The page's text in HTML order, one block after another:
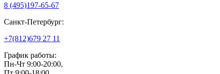
8 (495)197-65-67
Санкт-Петербург:
+7(812)679 27 11
График работы:
Пн-Чт 9:00-20:00,